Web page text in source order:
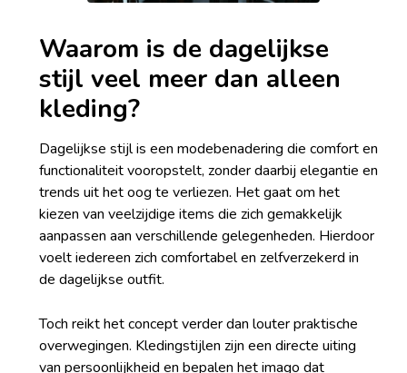
Waarom is de dagelijkse
stijl veel meer dan alleen
kleding?
Dagelijkse stijl is een modebenadering die comfort en
functionaliteit vooropstelt, zonder daarbij elegantie en
trends uit het oog te verliezen. Het gaat om het
kiezen van veelzijdige items die zich gemakkelijk
aanpassen aan verschillende gelegenheden. Hierdoor
voelt iedereen zich comfortabel en zelfverzekerd in
de dagelijkse outfit.
Toch reikt het concept verder dan louter praktische
overwegingen. Kledingstijlen zijn een directe uiting
van persoonlijkheid en bepalen het imago dat